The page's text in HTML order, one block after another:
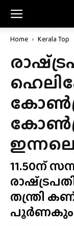
Home Kerala Top
11.50ന്
തന്ത്രി